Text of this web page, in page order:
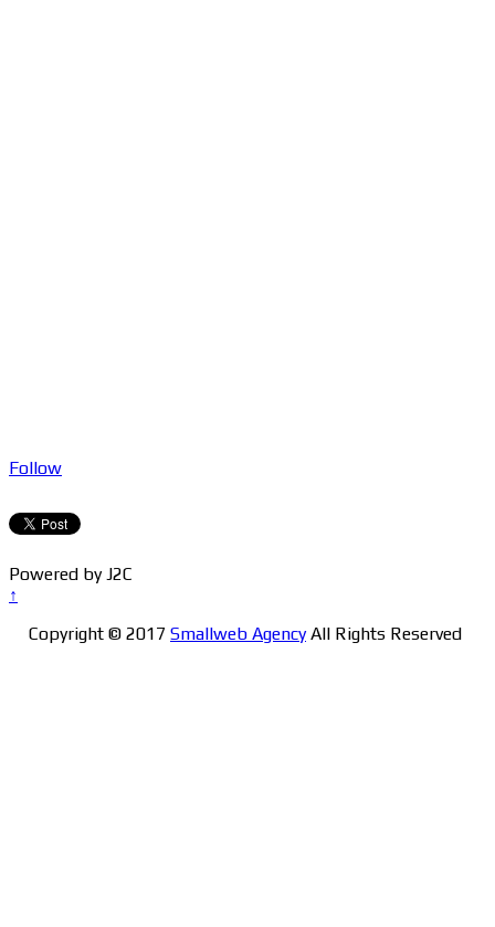
Follow
Powered by J2C
↑
Copyright © 2017 Smallweb AgencyAll Rights Reserved